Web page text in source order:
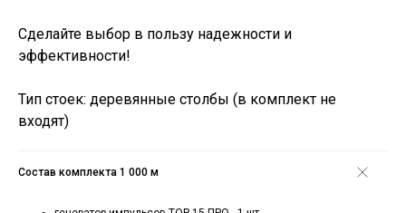
Сделайте выбор в пользу надежности и
эффективности!
Тип стоек: деревянные столбы (в комплект не
входят)
Состав комплекта 1 000 м